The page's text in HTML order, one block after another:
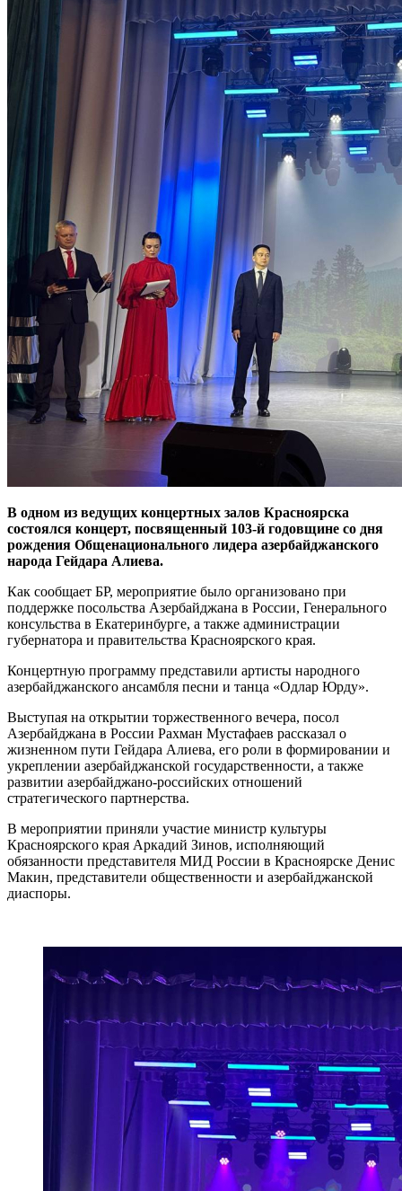
В одном из ведущих концертных залов Красноярска
состоялся концерт, посвященный 103-й годовщине со дня
рождения Общенационального лидера азербайджанского
народа Гейдара Алиева.
Как сообщает БР, мероприятие было организовано при
поддержке посольства Азербайджана в России, Генерального
консульства в Екатеринбурге, а также администрации
губернатора и правительства Красноярского края.
Концертную программу представили артисты народного
азербайджанского ансамбля песни и танца «Одлар Юрду».
Выступая на открытии торжественного вечера, посол
Азербайджана в России Рахман Мустафаев рассказал о
жизненном пути Гейдара Алиева, его роли в формировании и
укреплении азербайджанской государственности, а также
развитии азербайджано-российских отношений
стратегического партнерства.
В мероприятии приняли участие министр культуры
Красноярского края Аркадий Зинов, исполняющий
обязанности представителя МИД России в Красноярске Денис
Макин, представители общественности и азербайджанской
диаспоры.